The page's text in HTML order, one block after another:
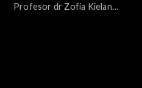
Profesor dr Zofia Kielan